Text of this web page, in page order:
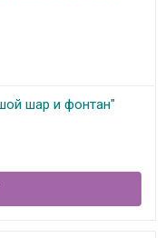
шар и фонтан"